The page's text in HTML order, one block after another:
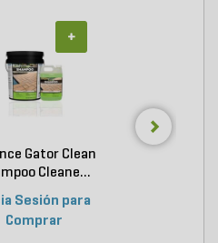
Gator Clean
Cleane...
Sesión para
Comprar
+